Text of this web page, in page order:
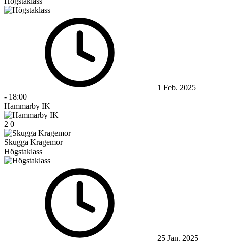
1 Feb. 2025
- 18:00
Hammarby IK
2 0
Skugga Kragemor
Högstaklass
25 Jan. 2025